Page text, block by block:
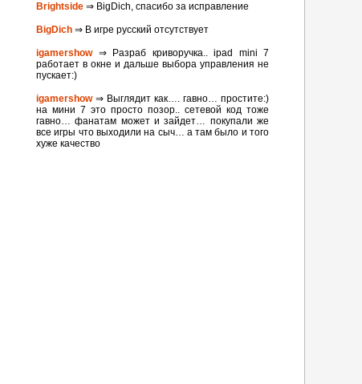
Brightside ⇒ BigDich, спасибо за исправление
BigDich ⇒ В игре русский отсутствует
igamershow⇒ Разраб криворучка.. ipad mini 7
работает в окне и дальше выбора управления не
пускает:)
igamershow⇒ Выглядит как…. гавно… простите:)
на мини 7 это просто позор.. сетевой код тоже
гавно… фанатам может и зайдет… покупали же
все игры что выходили на сыч… а там было и того
хуже качество